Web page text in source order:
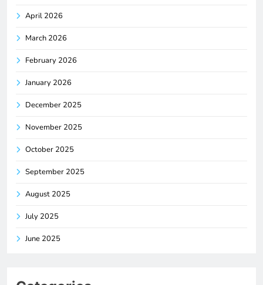
April 2026
March 2026
February 2026
January 2026
December 2025
November 2025
October 2025
September 2025
August 2025
July 2025
June 2025